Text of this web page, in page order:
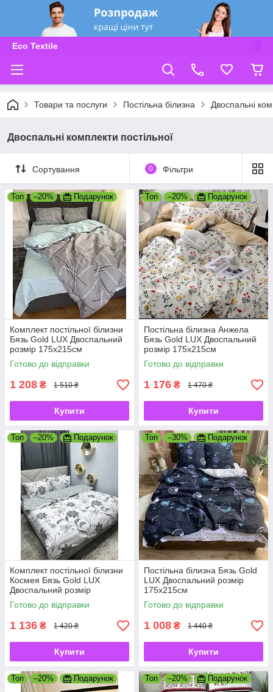
Eco Textile
Товари та послуги Постільна білизна Двоспальні
Двоспальні комплекти постільної
Сортування 0 Фільтри
Топ –20% Подарунок
Комплект постільної білизни
Бязь Gold LUX Двоспальний
розмір 175х215см
Готово до відправки
1 208 ₴ 1 510 ₴
Купити
Топ –20% Подарунок
Постільна білизна Анжела
Бязь Gold LUX Двоспальний
розмір 175х215см
Готово до відправки
1 176 ₴ 1 470 ₴
Купити
Топ –20% Подарунок
Комплект постільної білизни
Космея Бязь Gold LUX
Двоспальний розмір
175х215см
Готово до відправки
1 136 ₴ 1 420 ₴
Купити
Топ –30% Подарунок
Постільна білизна Бязь Gold
LUX Двоспальний розмір
175х215см
Готово до відправки
1 008 ₴ 1 440 ₴
Купити
Топ –20% Подарунок Топ –20% Подарунок